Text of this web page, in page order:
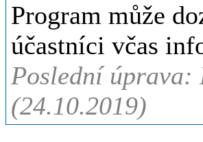
Program může
účastníci včas
Poslední
(24.10.2019)